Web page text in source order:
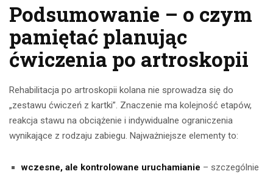
Podsumowanie – o czym
pamiętać planując
ćwiczenia po artroskopii
Rehabilitacja po artroskopii kolana nie sprowadza się do
„zestawu ćwiczeń z kartki”. Znaczenie ma kolejność etapów,
reakcja stawu na obciążenie i indywidualne ograniczenia
wynikające z rodzaju zabiegu. Najważniejsze elementy to:
wczesne, ale kontrolowane uruchamianie – szczególnie